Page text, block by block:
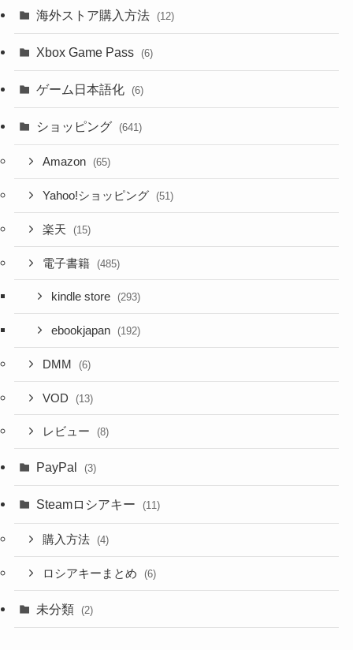
海外ストア購入方法 (12)
Xbox Game Pass (6)
ゲーム日本語化 (6)
ショッピング (641)
Amazon (65)
Yahoo!ショッピング (51)
楽天 (15)
電子書籍 (485)
kindle store (293)
ebookjapan (192)
DMM (6)
VOD (13)
レビュー (8)
PayPal (3)
Steamロシアキー (11)
購入方法 (4)
ロシアキーまとめ (6)
未分類 (2)